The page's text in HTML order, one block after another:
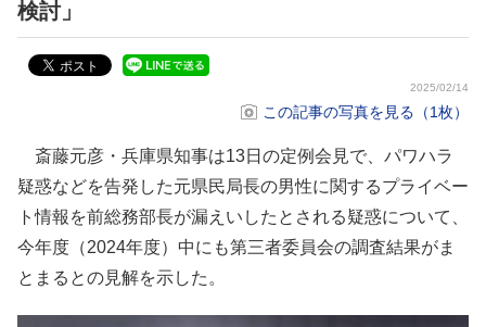
検討」
2025/02/14
この記事の写真を見る（1枚）
斎藤元彦・兵庫県知事は13日の定例会見で、パワハラ
疑惑などを告発した元県民局長の男性に関するプライベー
ト情報を前総務部長が漏えいしたとされる疑惑について、
今年度（2024年度）中にも第三者委員会の調査結果がま
とまるとの見解を示した。